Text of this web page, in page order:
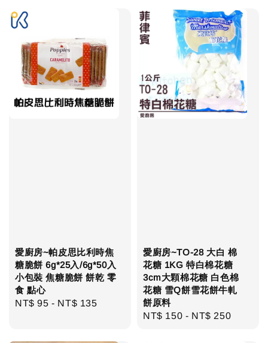
愛廚房~帕皮思比利時焦
糖脆餅 6g*25入/6g*50入
小包裝 焦糖脆餅 餅乾 零
食 點心
Regular
NT$ 95 - NT$ 135
愛廚房~TO-28 大白 棉
花糖 1KG 特白棉花糖
3cm大顆棉花糖 白色棉
花糖 雪Q餅雪花餅牛軋
餅原料
Regular
NT$ 150 - NT$ 250